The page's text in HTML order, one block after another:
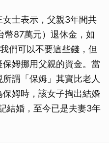
士表示，父親3年間共
幣87萬元）退休金，如
們可以不要這些錢，但
姆挪用父親的資金。當
謂「保姆」其實比老人
姆時，該女子掏出結婚
結婚，至今已是夫妻3年